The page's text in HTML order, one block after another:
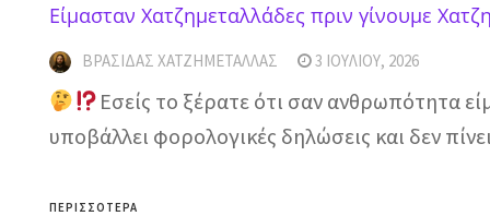
Είμασταν Χατζημεταλλάδες πριν γίνουμε
ΒΡΑΣΊΔΑΣ ΧΑΤΖΗΜΕΤΑΛΛΆΣ 3 ΙΟΥΛΊΟΥ, 2026
Εσείς το ξέρατε ότι σαν ανθρωπότητα
υποβάλλει φορολογικές δηλώσεις και δεν
ΠΕΡΙΣΣΌΤΕΡΑ